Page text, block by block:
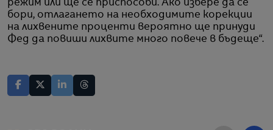
режим или ще се приспособи. Ако избере да се
бори, отлагането на необходимите корекции
на лихвените проценти вероятно ще принуди
Фед да повиши лихвите много повече в бъдеще“.